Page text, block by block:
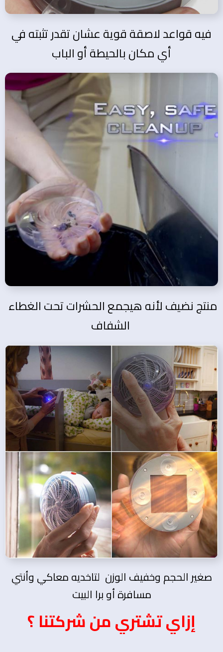
فيه قواعد لاصقة قوية عشان تقدر تثبته في
أي مكان بالحيطة أو الباب
صغير الحجم وخفيف الوزن لتاخديه معاكي وأنتي
مسافرة أو برا البيت
إزاي تشتري من شركتنا ؟